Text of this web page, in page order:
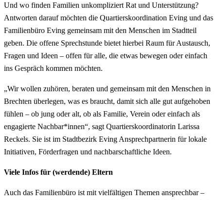
Und wo finden Familien unkompliziert Rat und Unterstützung?
Antworten darauf möchten die Quartierskoordination Eving und das
Familienbüro Eving gemeinsam mit den Menschen im Stadtteil
geben. Die offene Sprechstunde bietet hierbei Raum für Austausch,
Fragen und Ideen – offen für alle, die etwas bewegen oder einfach
ins Gespräch kommen möchten.
„Wir wollen zuhören, beraten und gemeinsam mit den Menschen in
Brechten überlegen, was es braucht, damit sich alle gut aufgehoben
fühlen – ob jung oder alt, ob als Familie, Verein oder einfach als
engagierte Nachbar*innen“, sagt Quartierskoordinatorin Larissa
Reckels. Sie ist im Stadtbezirk Eving Ansprechpartnerin für lokale
Initiativen, Förderfragen und nachbarschaftliche Ideen.
Viele Infos für (werdende) Eltern
Auch das Familienbüro ist mit vielfältigen Themen ansprechbar –